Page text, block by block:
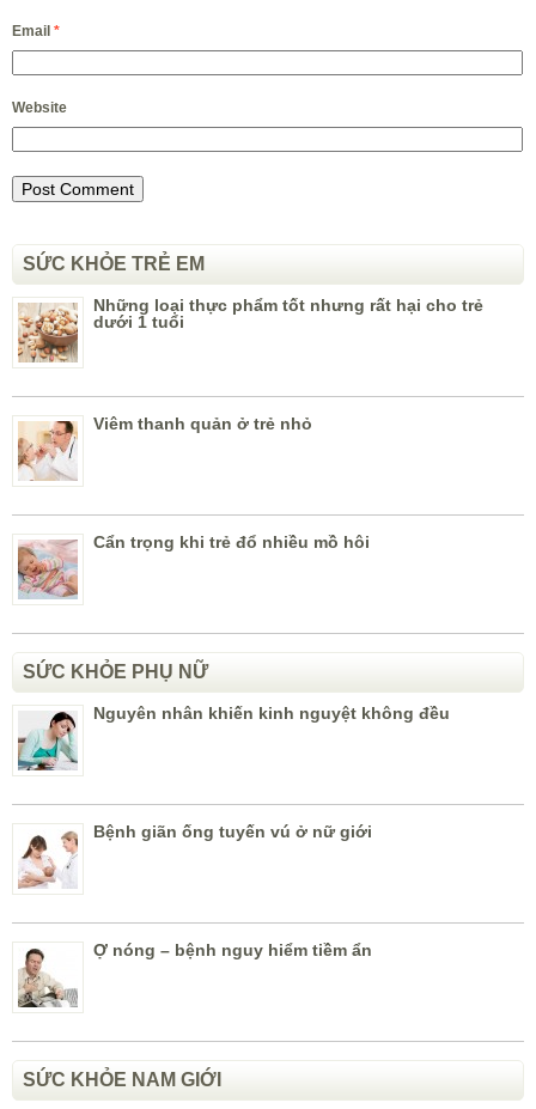
Email *
Website
SỨC KHỎE TRẺ EM
Những loại thực phẩm tốt nhưng rất hại cho trẻ
dưới 1 tuổi
Viêm thanh quản ở trẻ nhỏ
Cẩn trọng khi trẻ đổ nhiều mồ hôi
SỨC KHỎE PHỤ NỮ
Nguyên nhân khiến kinh nguyệt không đều
Bệnh giãn ống tuyến vú ở nữ giới
Ợ nóng – bệnh nguy hiểm tiềm ẩn
SỨC KHỎE NAM GIỚI